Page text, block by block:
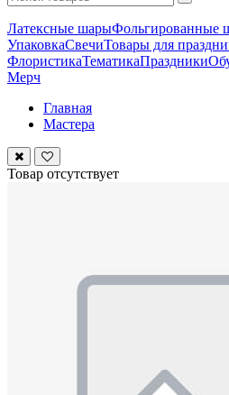
Латексные шарыФольгированные
УпаковкаСвечиТовары для
ФлористикаТематикаПраздники
Мерч
Главная
Мастера
Товар отсутствует